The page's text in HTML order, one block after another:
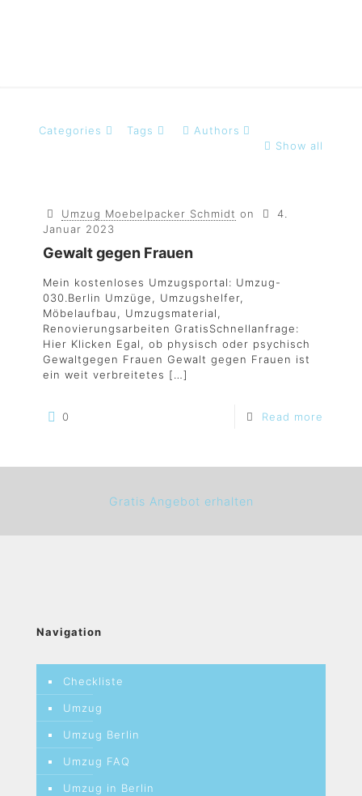
Categories Tags
Authors
Show all
Umzug Moebelpacker Schmidt on
4.
Januar 2023
Gewalt gegen Frauen
Mein kostenloses Umzugsportal: Umzug-
030.Berlin Umzüge, Umzugshelfer,
Möbelaufbau, Umzugsmaterial,
Renovierungsarbeiten GratisSchnellanfrage:
Hier Klicken Egal, ob physisch oder psychisch
Gewaltgegen Frauen Gewalt gegen Frauen ist
ein weit verbreitetes […]
0 Read more
Gratis Angebot erhalten
Navigation
Checkliste
Umzug
Umzug Berlin
Umzug FAQ
Umzug in Berlin